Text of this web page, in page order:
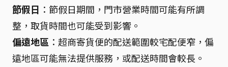
節假日 ：節假日期間，門市營業時間可能有所調
整，取貨時間也可能受到影響。
偏遠地區 ：超商寄貨便的配送範圍較宅配便窄，偏
遠地區可能無法提供服務，或配送時間會較長。